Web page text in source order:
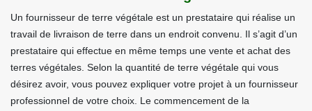
Un fournisseur de terre végétale est un prestataire qui réalise un
travail de livraison de terre dans un endroit convenu. Il s’agit d’un
prestataire qui effectue en même temps une vente et achat des
terres végétales. Selon la quantité de terre végétale qui vous
désirez avoir, vous pouvez expliquer votre projet à un fournisseur
professionnel de votre choix. Le commencement de la